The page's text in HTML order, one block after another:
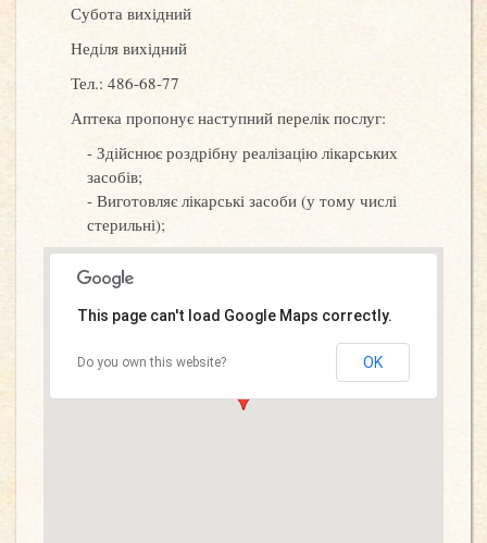
Субота вихідний
Неділя вихідний
Тел.: 486-68-77
Аптека пропонує наступний перелік послуг:
Здійснює роздрібну реалізацію лікарських
засобів;
Виготовляє лікарські засоби (у тому числі
стерильні);
This page can't load Google Maps correctly.
Do you own this website? OK